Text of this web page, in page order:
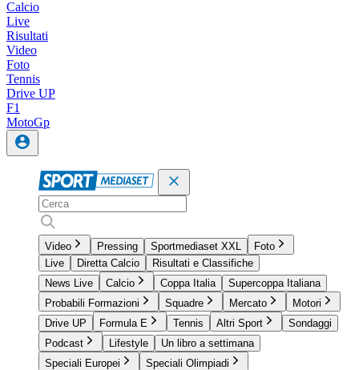
Calcio
Live
Risultati
Video
Foto
Tennis
Drive UP
F1
MotoGp
Video Pressing Sportmediaset XXL
Foto
Live
Diretta Calcio
Risultati e Classifiche
News Live
Calcio Coppa Italia
Supercoppa Italiana
Probabili Formazioni
Squadre Mercato
Motori
Drive UP
Formula E Tennis Altri Sport
Sondaggi
Podcast
Lifestyle
Un libro a settimana
Speciali Europei
Speciali Olimpiadi